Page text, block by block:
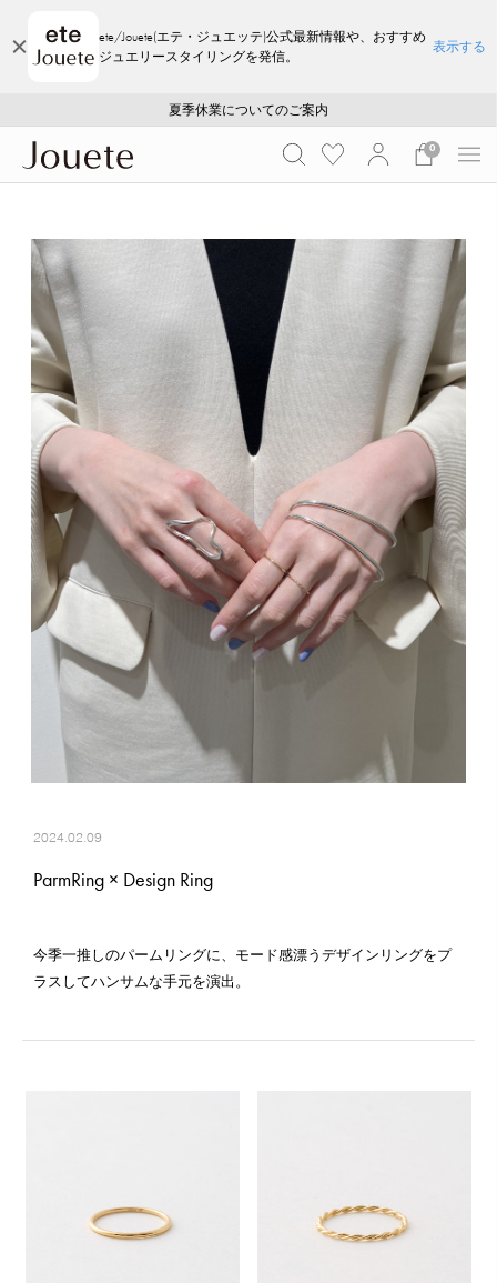
ete/Jouete(エテ・ジュエッテ)公式最新情報や、おすすめ
ジュエリースタイリングを発信。
表示する
採用のご案内
ご注文いただいたお品物のお届け状況について
夏季休業についてのご案内
WEB LIMITED ITEMS >>
採用のご案内
ご注文いただいたお品物のお届け状況について
0
2024.02.09
ParmRing × Design Ring
今季一推しのパームリングに、モード感漂うデザインリングをプ
ラスしてハンサムな手元を演出。